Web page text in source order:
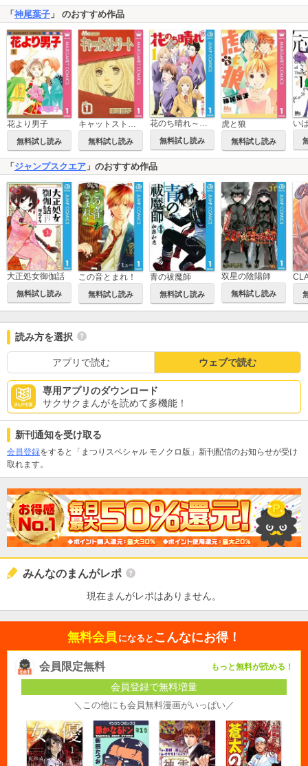
「 神尾葉子 」 のおすすめ作品
花より男子
無料試し読み
キャットストリート モノクロ版
無料試し読み
花のち晴れ～花男 Next Season～
無料試し読み
虎と狼
無料試し読み
い
「 ジャンプスクエア 」のおすすめ作品
大正処女御伽話
無料試し読み
この音とまれ！
無料試し読み
青の祓魔師
無料試し読み
双星の陰陽師
無料試し読み
読み方を選択
アプリで読む ウェブで読む
専用アプリのダウンロード
サクサクまんがを読めて多機能！
新刊通知を受け取る
会員登録をすると「まつりスペシャル モノクロ版」新刊配信のお知らせが受け
取れます。
みんなのまんがレポ
現在まんがレポはありません。
無料会員 になると こんなにお得！
会員限定無料 もっと無料が読める！
会員登録で無料増量
＼この他にも会員無料漫画がいっぱい／